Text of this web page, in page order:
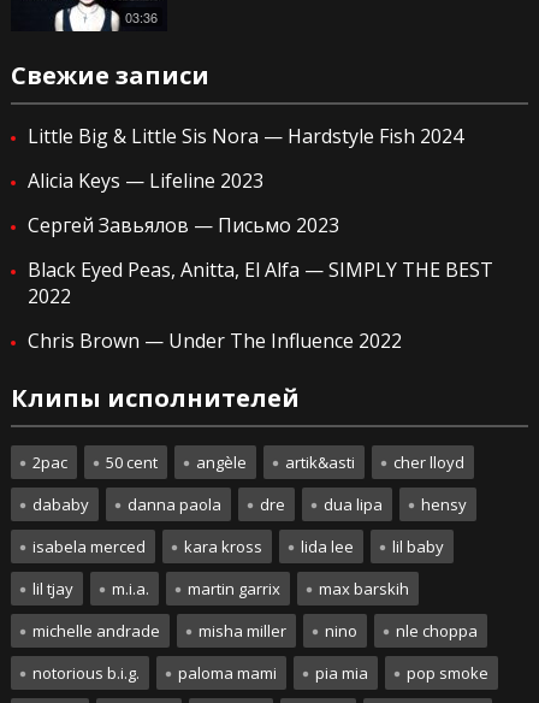
03:36
Свежие записи
Little Big & Little Sis Nora — Hardstyle Fish 2024
Alicia Keys — Lifeline 2023
Сергей Завьялов — Письмо 2023
Black Eyed Peas, Anitta, El Alfa — SIMPLY THE BEST
2022
Chris Brown — Under The Influence 2022
Клипы исполнителей
2pac 50 cent angèle artik&asti
cher lloyd
dababy
danna paola dre dua lipa
hensy
isabela merced
kara kross lida lee
lil baby
lil tjay
m.i.a. martin garrix
max barskih
michelle andrade
misha miller nino
nle choppa
notorious b.i.g.
paloma mami pia mia pop smoke